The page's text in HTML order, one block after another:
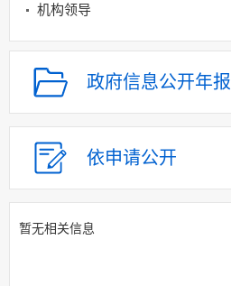
机构领导
机构设置
人事信息
财政资金
应急管理
权责清单和动态调
整情况
公共服务和中介服务
行政权力运行
政府信息公开年报
依申请公开
暂无相关信息